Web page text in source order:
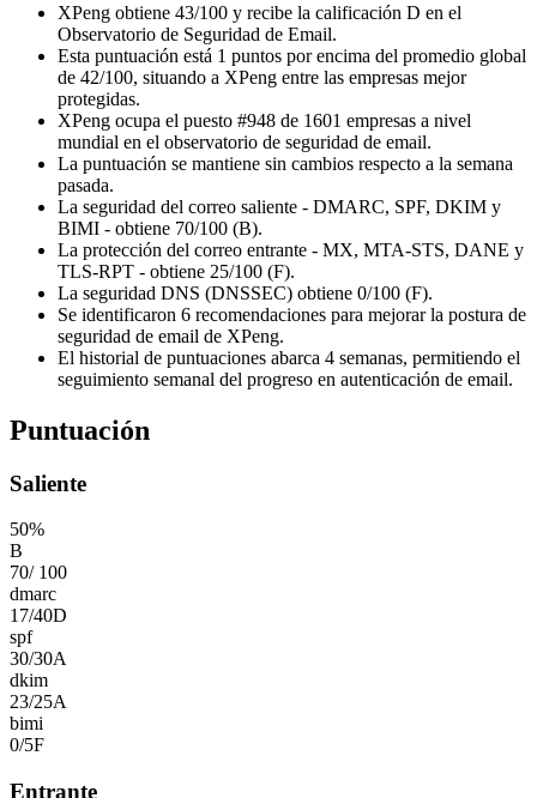
XPeng obtiene 43/100 y recibe la calificación D en el
Observatorio de Seguridad de Email.
Esta puntuación está 1 puntos por encima del promedio global
de 42/100, situando a XPeng entre las empresas mejor
protegidas.
XPeng ocupa el puesto #948 de 1601 empresas a nivel
mundial en el observatorio de seguridad de email.
La puntuación se mantiene sin cambios respecto a la semana
pasada.
La seguridad del correo saliente - DMARC, SPF, DKIM y
BIMI - obtiene 70/100 (B).
La protección del correo entrante - MX, MTA-STS, DANE y
TLS-RPT - obtiene 25/100 (F).
La seguridad DNS (DNSSEC) obtiene 0/100 (F).
Se identificaron 6 recomendaciones para mejorar la postura de
seguridad de email de XPeng.
El historial de puntuaciones abarca 4 semanas, permitiendo el
seguimiento semanal del progreso en autenticación de email.
Puntuación
Saliente
50%
B
70/ 100
dmarc
17/40D
spf
30/30A
dkim
23/25A
bimi
0/5F
Entrante